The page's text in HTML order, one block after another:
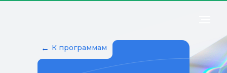
← К программам